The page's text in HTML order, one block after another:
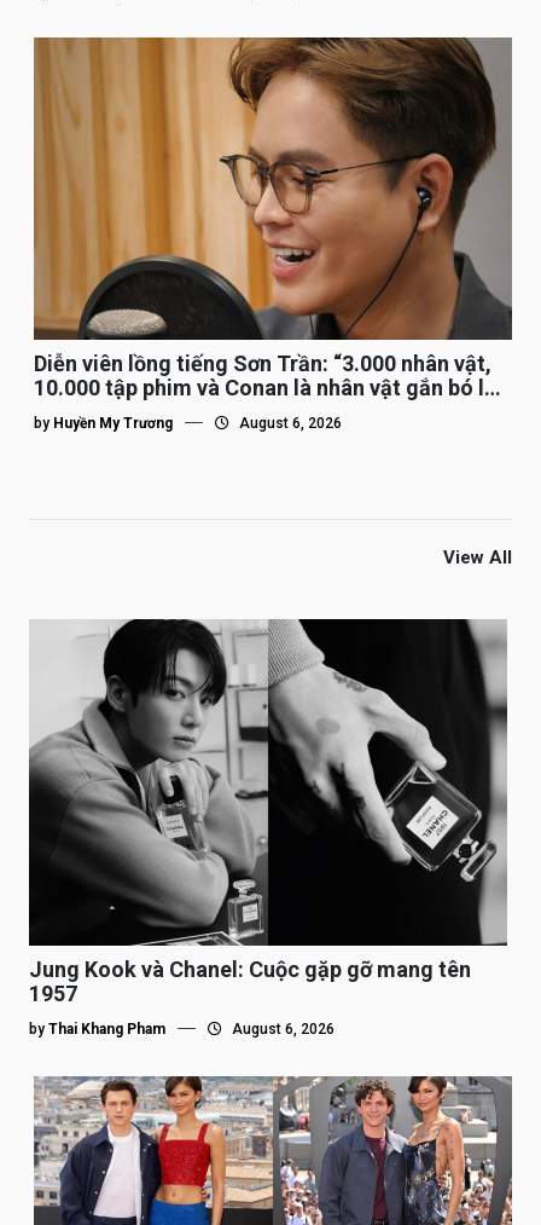
Diễn viên lồng tiếng Sơn Trần: “3.000 nhân vật,
10.000 tập phim và Conan là nhân vật gắn bó lâu
nhất”
by Huyền My Trương August 6, 2026
View All
Jung Kook và Chanel: Cuộc gặp gỡ mang tên
1957
by Thai Khang Pham August 6, 2026